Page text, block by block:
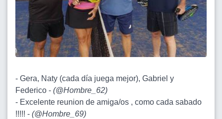
- Gera, Naty (cada día juega mejor), Gabriel y
Federico - (@Hombre_62)
- Excelente reunion de amiga/os , como cada sabado
!!!!! - (@Hombre_69)